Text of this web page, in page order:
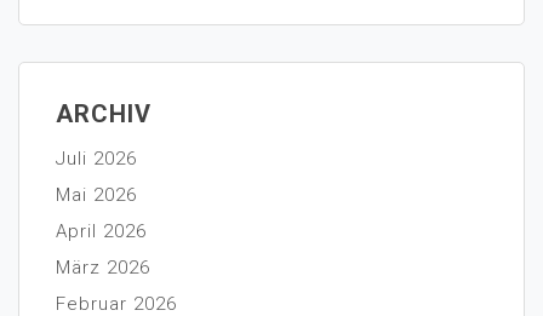
ARCHIV
Juli 2026
Mai 2026
April 2026
März 2026
Februar 2026